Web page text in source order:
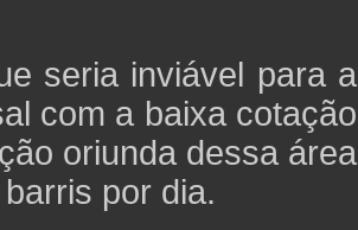
seria inviável para a
com a baixa cotação
oriunda dessa área
por dia.